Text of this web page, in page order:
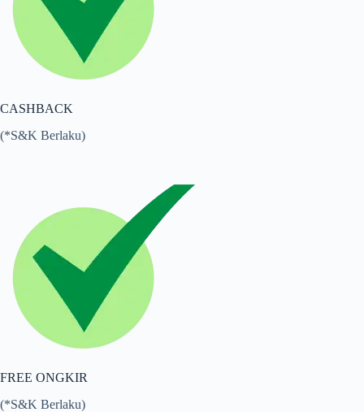
CASHBACK
(*S&K Berlaku)
FREE ONGKIR
(*S&K Berlaku)